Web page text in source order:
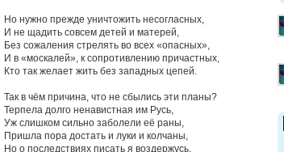
Но нужно прежде уничтожить несогласных,
И не щадить совсем детей и матерей,
Без сожаления стрелять во всех «опасных»,
И в «москалей», к сопротивлению причастных,
Кто так желает жить без западных цепей.
Так в чём причина, что не сбылись эти планы?
Терпела долго ненавистная им Русь,
Уж слишком сильно заболели её раны,
Пришла пора достать и луки и колчаны,
Но о последствиях писать я воздержусь.